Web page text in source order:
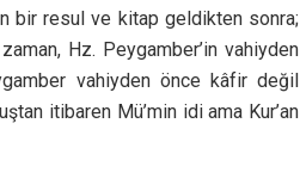
bir resul ve kitap geldikten sonra;
Hz. Peygamber’in vahiyden
vahiyden önce kâfir değil
itibaren Mü’min idi ama Kur’an